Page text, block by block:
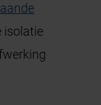
isolatie